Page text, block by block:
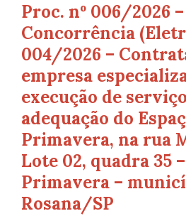
Proc. nº 006/2026 –
Concorrência
004/2026 –
empresa
execução de
adequação do
Primavera, na rua
Lote 02, quadra 35
Primavera –
Rosana/SP